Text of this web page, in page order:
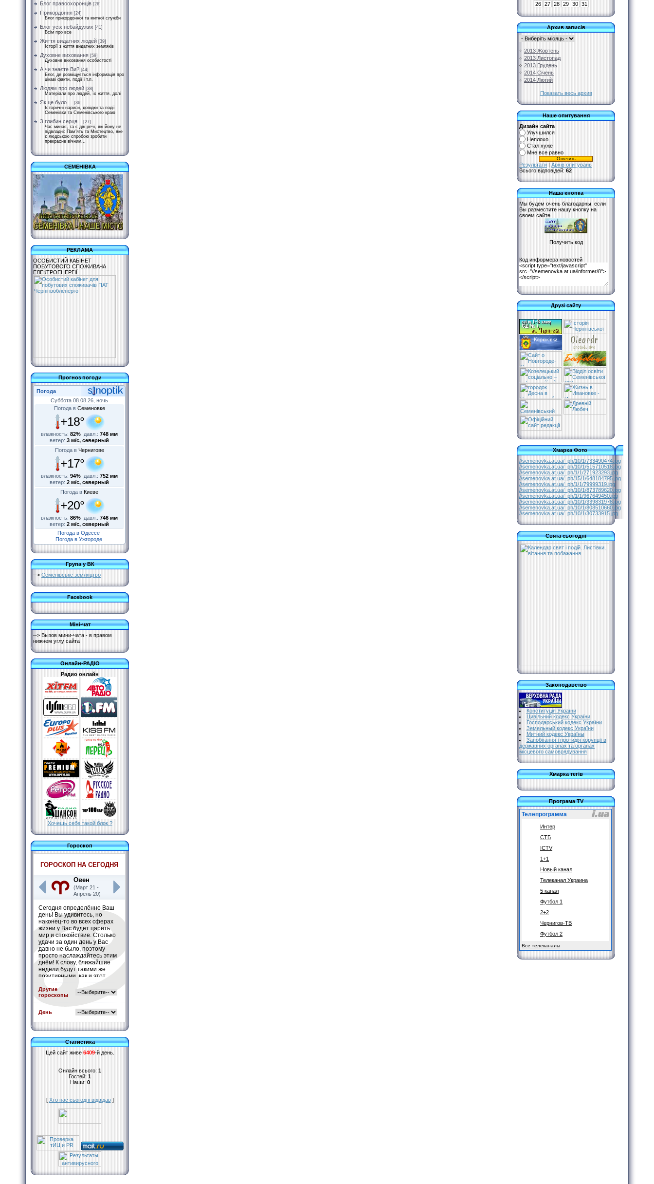
Блог правоохоронців [26]
Прикордоння [24]
Блог прикордонної та митної служби
Блог усіх небайдужих [41]
Всім про все
Життя видатних людей [39]
Історії з життя видатних земляків
Духовне виховання [59]
Духовне виховання особистості
А чи знаєте Ви? [44]
Блог, де розміщується інформація про
цікаві факти, події і т.п.
Людям про людей [38]
Матеріали про людей, їх життя, долі
Як це було ...
[36]
Історичні нариси, довідки та події
Семенівки та Семенівського краю
З глибин серця...
[27]
Час минає, та є дві речі, які йому не
підвладні: Пам"ять та Мистецтво, яке
є людською спробою зробити
прекрасне вічним...
СЕМЕНІВКА
РЕКЛАМА
ОСОБИСТИЙ КАБІНЕТ
ПОБУТОВОГО СПОЖИВАЧА
ЕЛЕКТРОЕНЕРГІЇ
Прогноз погоди
Погода
Суббота 08.08.26, ночь
Погода в Семеновке
+18°
влажность: 82% давл.: 748 мм
ветер: 3 м/с, северный
Погода в Чернигове
+17°
влажность: 94% давл.: 752 мм
ветер: 2 м/с, северный
Погода в Киеве
+20°
влажность: 86% давл.: 746 мм
ветер: 2 м/с, северный
Погода в Одессе
Погода в Ужгороде
Група у ВК
--> Семенівське земляцтво
Facebook
Міні-чат
--> Вызов мини-чата - в правом
нижнем углу сайта
Онлайн-РАДІО
Радио онлайн
Хочешь себе такой блок ?
Гороскоп
ГОРОСКОП НА СЕГОДНЯ
Овен
(Март 21 -
Апрель 20)
Сегодня определённо Ваш
день! Вы удивитесь, но
наконец-то во всех сферах
жизни у Вас будет царить
мир и спокойствие. Столько
удачи за один день у Вас
давно не было, поэтому
просто наслаждайтесь этим
днём! К слову, ближайшие
недели будут такими же
позитивными, как и этот
день. Считайте это белой
полосой Вашей жизни.
Подробнее
Другие
гороскопы
День
Статистика
Цей сайт живе 6409-й день.
Онлайн всього: 1
Гостей: 1
Наши: 0
[ Хто нас сьогодні відвідав]
26 27 28 29 30 31
Архив записів
2013 Жовтень
2013 Листопад
2013 Грудень
2014 Січень
2014 Лютий
Показать весь архив
Наше опитування
Дизайн сайта
Улучшился
Неплохо
Стал хуже
Мне все равно
Результати | Архів опитувань
Всього відповідей: 62
Наша кнопка
Мы будем очень благодарны, если
Вы разместите нашу кнопку на
своем сайте
Код информера новостей
Друзі сайту
Хмарка Фото
//semenovka.at.ua/_ph/10/1/733490474.jpg
//semenovka.at.ua/_ph/10/1/515710518.jpg
//semenovka.at.ua/_ph/1/1/271923293.jpg
//semenovka.at.ua/_ph/15/1/648184795.jpg
//semenovka.at.ua/_ph/1/1/79999319.jpg
//semenovka.at.ua/_ph/10/1/873789620.jpg
//semenovka.at.ua/_ph/1/1/967649450.jpg
//semenovka.at.ua/_ph/10/1/339831978.jpg
//semenovka.at.ua/_ph/10/1/808510660.jpg
//semenovka.at.ua/_ph/10/1/30733915.jpg
Свята сьогодні
Законодавство
Конституція України
Цивільний кодекс України
Господарський кодекс України
Земельный кодекс України
Митний кодекс Україны
Запобігання і протидія корупції в
державних органах та органах
місцевого самоврядування
Хмарка тегів
Програма TV
Телепрограмма
Интер
СТБ
ICTV
1+1
Новый канал
Телеканал Украина
5 канал
Футбол 1
2+2
Чернигов-ТВ
Футбол 2
Все телеканалы